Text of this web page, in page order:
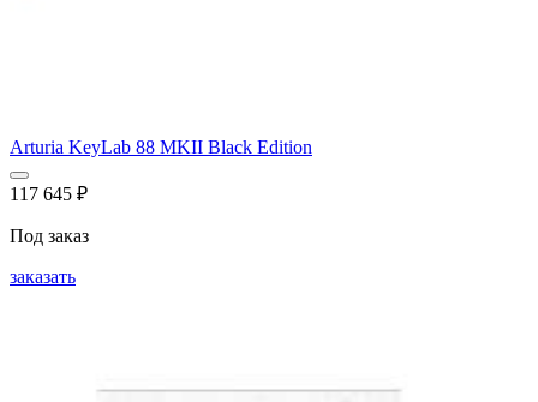
Arturia KeyLab 88 MKII Black Edition
117 645 ₽
Под заказ
заказать